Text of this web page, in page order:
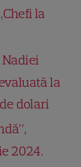
la
Nadiei
la
dolari
2024.